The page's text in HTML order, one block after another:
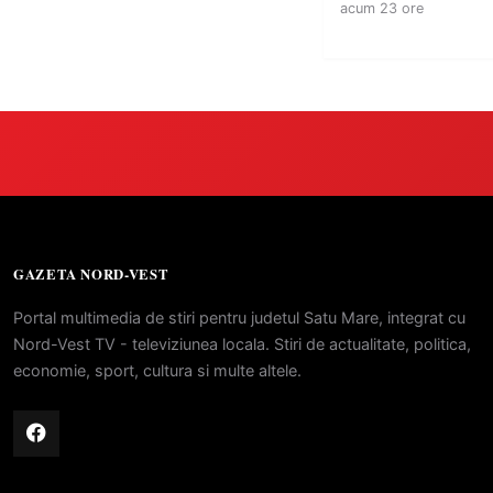
acum 23 ore
GAZETA NORD-VEST
Portal multimedia de stiri pentru judetul Satu Mare, integrat cu
Nord-Vest TV - televiziunea locala. Stiri de actualitate, politica,
economie, sport, cultura si multe altele.